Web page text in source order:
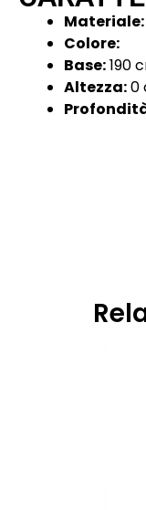
Materiale:
Colore:
Base:190
Altezza:0